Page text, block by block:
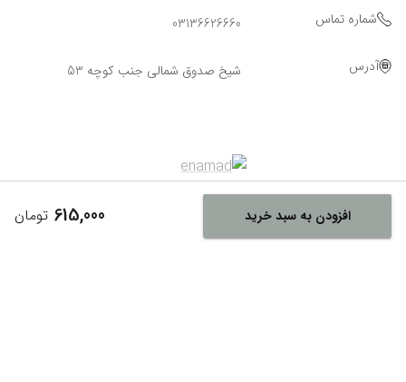
افزودن به سبد خرید 615,000 تومان
شماره تماس 03136626660
آدرس شیخ صدوق شمالی جنب کوچه 53